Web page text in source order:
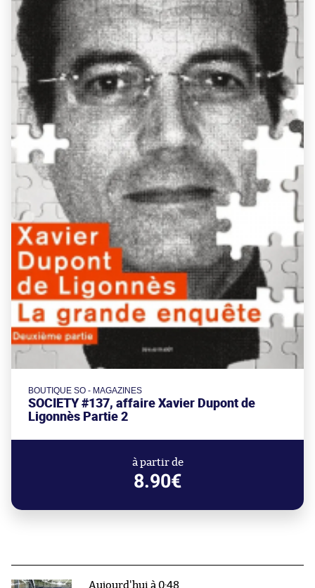
BOUTIQUE SO - MAGAZINES
SOCIETY #137, affaire Xavier Dupont de
Ligonnès Partie 2
à partir de
8.90€
Aujourd'hui à 0:48